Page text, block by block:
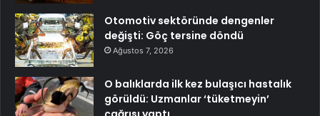
Otomotiv sektöründe dengenler
değişti: Göç tersine döndü
Ağustos 7, 2026
O balıklarda ilk kez bulaşıcı hastalık
görüldü: Uzmanlar ‘tüketmeyin’